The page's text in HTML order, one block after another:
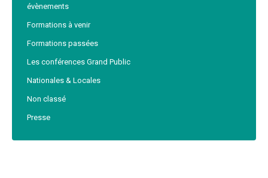
évènements
Formations à venir
Formations passées
Les conférences Grand Public
Nationales & Locales
Non classé
Presse